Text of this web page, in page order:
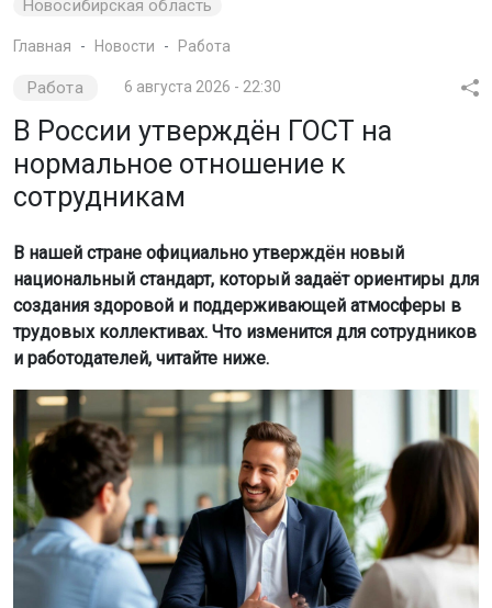
Новосибирская область
Главная Новости Работа
Работа 6 августа 2026 - 22:30
В России утверждён ГОСТ на
нормальное отношение к
сотрудникам
В нашей стране официально утверждён новый
национальный стандарт, который задаёт ориентиры для
создания здоровой и поддерживающей атмосферы в
трудовых коллективах. Что изменится для сотрудников
и работодателей, читайте ниже.